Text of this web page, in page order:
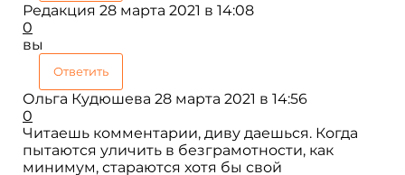
Редакция 28 марта 2021 в 14:08
0
вы
Ответить
Ольга Кудюшева 28 марта 2021 в 14:56
0
Читаешь комментарии, диву даешься. Когда
пытаются уличить в безграмотности, как
минимум, стараются хотя бы свой